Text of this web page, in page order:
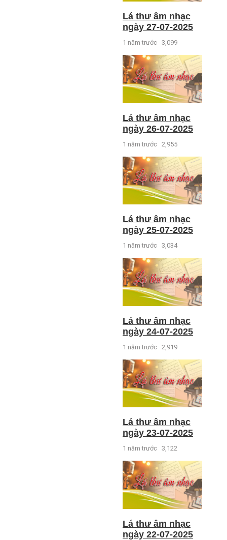
Lá thư âm nhạc
ngày 27-07-2025
1 năm trước 3,099
Lá thư âm nhạc
ngày 26-07-2025
1 năm trước 2,955
Lá thư âm nhạc
ngày 25-07-2025
1 năm trước 3,034
Lá thư âm nhạc
ngày 24-07-2025
1 năm trước 2,919
Lá thư âm nhạc
ngày 23-07-2025
1 năm trước 3,122
Lá thư âm nhạc
ngày 22-07-2025